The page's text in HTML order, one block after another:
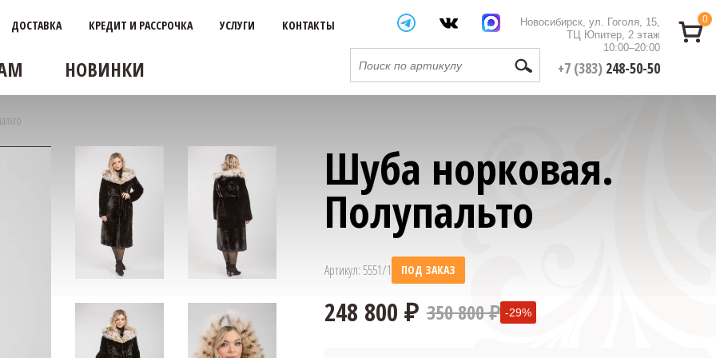
Новосибирск, ул. Гоголя, 15,
ТЦ Юпитер, 2 этаж
10:00–20:00
+7 (383) 248-50-50
ДОСТАВКА КРЕДИТ И РАССРОЧКА УСЛУГИ КОНТАКТЫ
НОВИНКИ
0
Шуба норковая.
Полупальто
Артикул: 5551/1 ПОД ЗАКАЗ
350 800 ₽ -29%